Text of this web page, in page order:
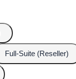
Full-Suite (Reseller)